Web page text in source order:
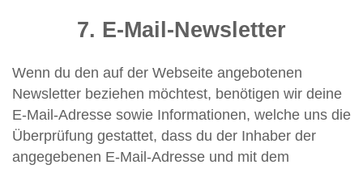
7. E-Mail-Newsletter
Wenn du den auf der Webseite angebotenen
Newsletter beziehen möchtest, benötigen wir deine
E-Mail-Adresse sowie Informationen, welche uns die
Überprüfung gestattet, dass du der Inhaber der
angegebenen E-Mail-Adresse und mit dem